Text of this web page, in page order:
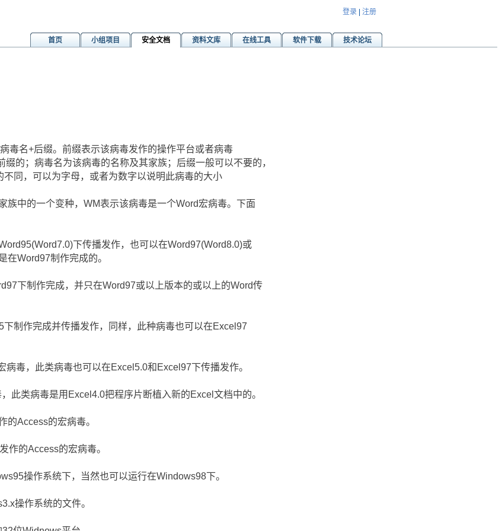
登录 注册
首页 小组项目 安全文档 资料文库 在线工具 软件下载
技术论坛
毒名+后缀。前缀表示该病毒发作的操作平台或者病毒
的；病毒名为该病毒的名称及其家族；后缀一般可以不要的，
同，可以为字母，或者为数字以说明此病毒的大小
族中的一个变种，WM表示该病毒是一个Word宏病毒。下面
下传播发作，也可以在Word97(Word8.0)或
在Word97制作完成的。
下制作完成，并只在Word97或以上版本的或以上的Word传
制作完成并传播发作，同样，此种病毒也可以在Excel97
毒，此类病毒也可以在Excel5.0和Excel97下传播发作。
此类病毒是用Excel4.0把程序片断植入新的Excel文档中的。
的Access的宏病毒。
作的Access的宏病毒。
操作系统下，当然也可以运行在Windows98下。
操作系统的文件。